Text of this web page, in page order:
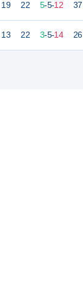
19 22 5-5-12 37
13 22 3-5-14 26